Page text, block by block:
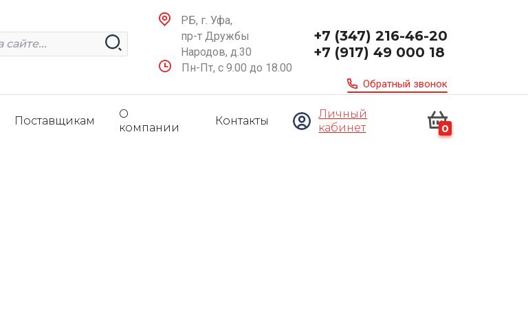
РБ, г. Уфа,
пр-т Дружбы
Народов, д.30
Пн-Пт, с 9.00 до 18.00
+7 (347) 216-46-20
+7 (917) 49 000 18
Обратный звонок
Поставщикам
О
компании
Контакты
Личный
кабинет
0